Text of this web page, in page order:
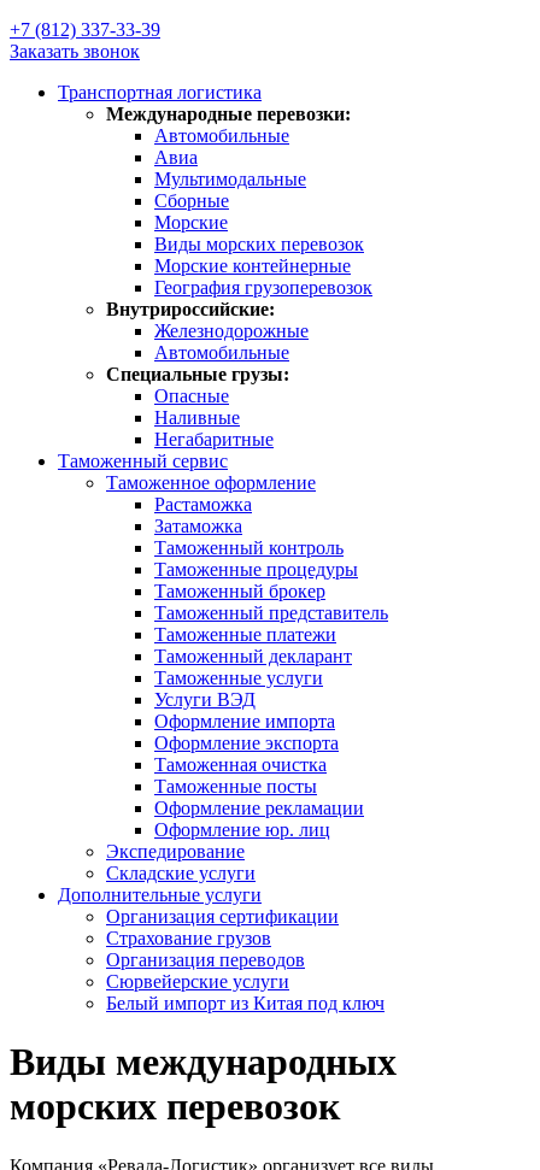
+7 (812) 337-33-39
Заказать звонок
Транспортная логистика
Международные перевозки:
Автомобильные
Авиа
Мультимодальные
Сборные
Морские
Виды морских перевозок
Морские контейнерные
География грузоперевозок
Внутрироссийские:
Железнодорожные
Автомобильные
Специальные грузы:
Опасные
Наливные
Негабаритные
Таможенный сервис
Таможенное оформление
Растаможка
Затаможка
Таможенный контроль
Таможенные процедуры
Таможенный брокер
Таможенный представитель
Таможенные платежи
Таможенный декларант
Таможенные услуги
Услуги ВЭД
Оформление импорта
Оформление экспорта
Таможенная очистка
Таможенные посты
Оформление рекламации
Оформление юр. лиц
Экспедирование
Складские услуги
Дополнительные услуги
Организация сертификации
Страхование грузов
Организация переводов
Сюрвейерские услуги
Белый импорт из Китая под ключ
Виды международных
морских перевозок
Компания «Ревада-Логистик» организует все виды